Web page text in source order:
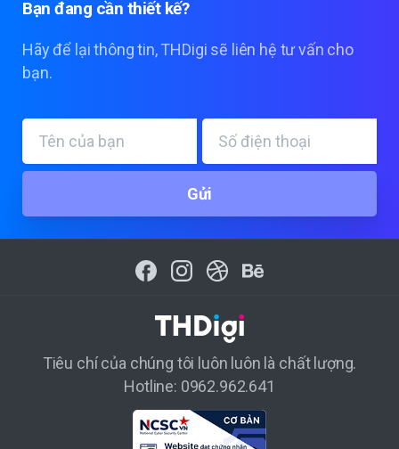
Bạn đang cần thiết kế?
Hãy để lại thông tin, THDigi sẽ liên hệ tư vấn cho
bạn.
Tiêu chí của chúng tôi luôn luôn là chất lượng.
Hotline: 0962.962.641